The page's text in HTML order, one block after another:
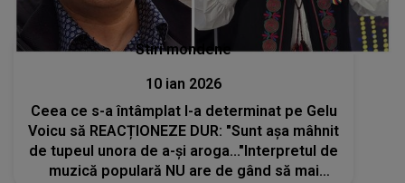
Stiri mondene
10 ian 2026
Ceea ce s-a întâmplat l-a determinat pe Gelu
Voicu să REACȚIONEZE DUR: "Sunt așa mâhnit
de tupeul unora de a-și aroga..."Interpretul de
muzică populară NU are de gând să mai